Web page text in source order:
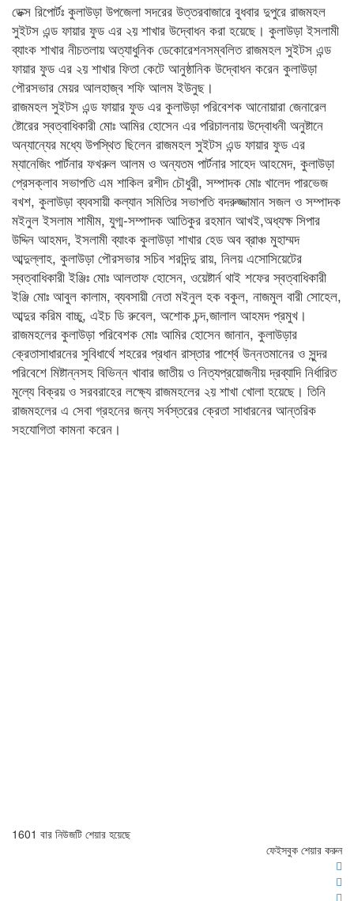
ডেক্স রিপোর্টঃ কুলাউড়া উপজেলা সদরের উত্তরবাজারে বুধবার দুপুরে রাজমহল
সুইটস এন্ড ফায়ার ফুড এর ২য় শাখার উদ্বোধন করা হয়েছে। কুলাউড়া ইসলামী
ব্যাংক শাখার নীচতলায় অত্যাধুনিক ডেকোরেশনসম্বলিত রাজমহল সুইটস এন্ড
ফায়ার ফুড এর ২য় শাখার ফিতা কেটে আনুষ্ঠানিক উদ্বোধন করেন কুলাউড়া
পৌরসভার মেয়র আলহাজ্ব শফি আলম ইউনুছ।
রাজমহল সুইটস এন্ড ফায়ার ফুড এর কুলাউড়া পরিবেশক আনোয়ারা জেনারেল
ষ্টোরের স্বত্বাধিকারী মোঃ আমির হোসেন এর পরিচালনায় উদ্বোধনী অনুষ্টানে
অন্যান্যের মধ্যে উপস্থিত ছিলেন রাজমহল সুইটস এন্ড ফায়ার ফুড এর
ম্যানেজিং পার্টনার ফখরুল আলম ও অন্যতম পার্টনার সাহেদ আহমেদ, কুলাউড়া
প্রেসক্লাব সভাপতি এম শাকিল রশীদ চৌধুরী, সম্পাদক মোঃ খালেদ পারভেজ
বখশ, কুলাউড়া ব্যবসায়ী কল্যান সমিতির সভাপতি বদরুজ্জামান সজল ও সম্পাদক
মইনুল ইসলাম শামীম, যুগ্ম-সম্পাদক আতিকুর রহমান আখই,অধ্যক্ষ সিপার
উদ্দিন আহমদ, ইসলামী ব্যাংক কুলাউড়া শাখার হেড অব ব্রাঞ্চ মুহাম্মদ
আব্দুল্লাহ, কুলাউড়া পৌরসভার সচিব শরদিন্দু রায়, নিলয় এসোসিয়েটের
স্বত্বাধিকারী ইঞ্জিঃ মোঃ আলতাফ হোসেন, ওয়েষ্টার্ন থাই শফের স্বত্বাধিকারী
ইঞ্জি মোঃ আবুল কালাম, ব্যবসায়ী নেতা মইনুল হক বকুল, নাজমুল বারী সোহেল,
আব্দুর করিম বাচ্চু, এইচ ডি রুবেল, অশোক চন্দ,জালাল আহমদ প্রমুখ।
রাজমহলের কুলাউড়া পরিবেশক মোঃ আমির হোসেন জানান, কুলাউড়ার
ক্রেতাসাধারনের সুবিধার্থে শহরের প্রধান রাস্তার পার্শ্বে উন্নতমানের ও সুন্দর
পরিবেশে মিষ্টান্নসহ বিভিন্ন খাবার জাতীয় ও নিত্যপ্রয়োজনীয় দ্রব্যাদি নির্ধারিত
মুল্যে বিক্রয় ও সরবরাহের লক্ষ্যে রাজমহলের ২য় শাখা খোলা হয়েছে। তিনি
রাজমহলের এ সেবা গ্রহনের জন্য সর্বস্তরের ক্রেতা সাধারনের আন্তরিক
সহযোগিতা কামনা করেন।
1601 বার নিউজটি শেয়ার হয়েছে
ফেইসবুক শেয়ার করুন